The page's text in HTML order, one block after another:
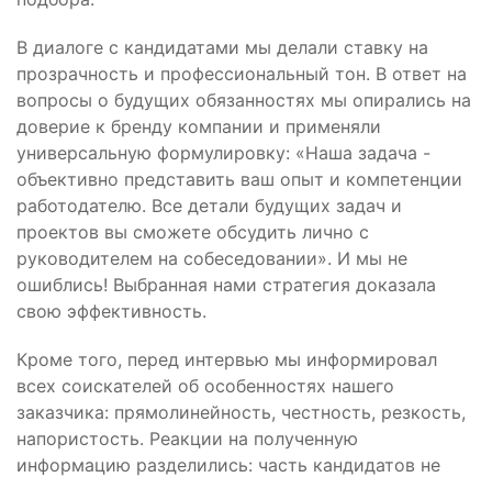
В диалоге с кандидатами мы делали ставку на
прозрачность и профессиональный тон. В ответ на
вопросы о будущих обязанностях мы опирались на
доверие к бренду компании и применяли
универсальную формулировку: «Наша задача -
объективно представить ваш опыт и компетенции
работодателю. Все детали будущих задач и
проектов вы сможете обсудить лично с
руководителем на собеседовании». И мы не
ошиблись! Выбранная нами стратегия доказала
свою эффективность.
Кроме того, перед интервью мы информировал
всех соискателей об особенностях нашего
заказчика: прямолинейность, честность, резкость,
напористость. Реакции на полученную
информацию разделились: часть кандидатов не